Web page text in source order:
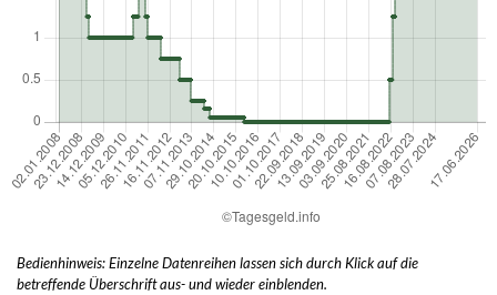
Bedienhinweis: Einzelne Datenreihen lassen sich durch Klick auf die
betreffende Überschrift aus- und wieder einblenden.